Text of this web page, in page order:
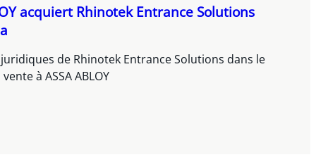
acquiert Rhinotek Entrance Solutions
de Rhinotek Entrance Solutions dans le
à ASSA ABLOY